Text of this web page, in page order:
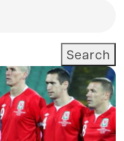
Search